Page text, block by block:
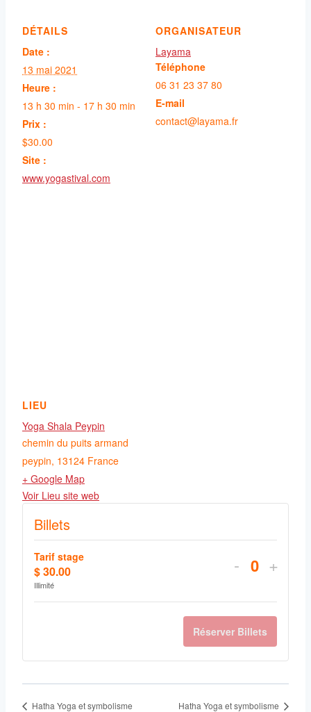
DÉTAILS
Date :
13 mai 2021
Heure :
13 h 30 min - 17 h 30 min
Prix :
$30.00
Site :
www.yogastival.com
ORGANISATEUR
Layama
Téléphone
06 31 23 37 80
E-mail
contact@layama.fr
LIEU
Yoga Shala Peypin
chemin du puits armand
peypin, 13124 France
+ Google Map
Voir Lieu site web
Billets
Tarif stage
$30.00
Illimité
Diminuer
quantité
de
billets
pour
- Quantité
billets
pour
+
Réserver Billets
Hatha Yoga et symbolisme Hatha Yoga et symbolisme